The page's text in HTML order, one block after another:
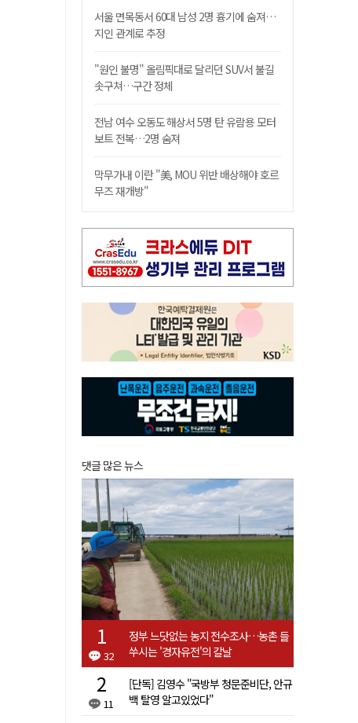
서울 면목동서 60대 남성 2명 흉기에 숨져…
지인 관계로 추정
"원인 불명" 올림픽대로 달리던 SUV서 불길
솟구쳐…구간 정체
전남 여수 오동도 해상서 5명 탄 유람용 모터
보트 전복…2명 숨져
막무가내 이란 "美, MOU 위반 배상해야 호르
무즈 재개방"
댓글 많은 뉴스
32
정부 느닷없는 농지 전수조사…농촌 들
쑤시는 '경자유전'의 칼날
11
[단독] 김영수 "국방부 청문준비단, 안규
백 탈영 알고있었다"